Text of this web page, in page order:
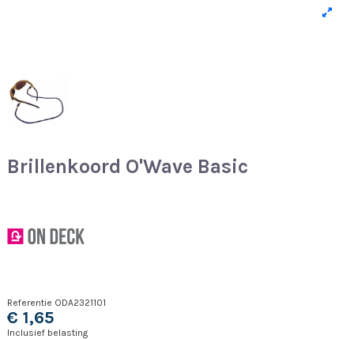
Brillenkoord O'Wave Basic
Referentie ODA2321101
€ 1,65
Inclusief belasting